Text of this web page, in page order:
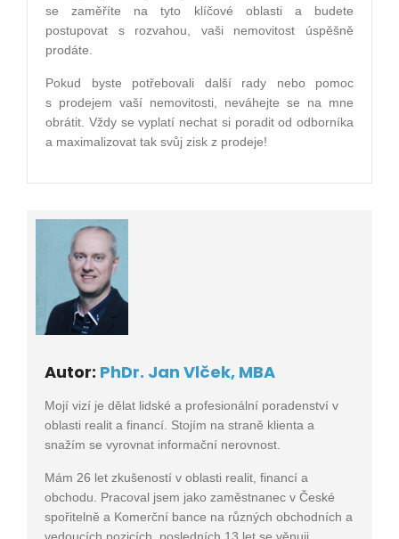
se zaměříte na tyto klíčové oblasti a budete
postupovat s rozvahou, vaši nemovitost úspěšně
prodáte.
Pokud byste potřebovali další rady nebo pomoc
s prodejem vaší nemovitosti, neváhejte se na mne
obrátit. Vždy se vyplatí nechat si poradit od odborníka
a maximalizovat tak svůj zisk z prodeje!
Autor: PhDr. Jan Vlček, MBA
Mojí vizí je dělat lidské a profesionální poradenství v
oblasti realit a financí. Stojím na straně klienta a
snažím se vyrovnat informační nerovnost.
Mám 26 let zkušeností v oblasti realit, financí a
obchodu. Pracoval jsem jako zaměstnanec v České
spořitelně a Komerční bance na různých obchodních a